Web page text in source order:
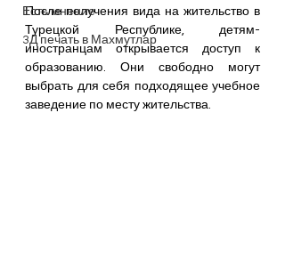
Есть мнение
3Д печать в Махмутлар
После получения вида на жительство в
Турецкой Республике, детям-
иностранцам открывается доступ к
образованию. Они свободно могут
выбрать для себя подходящее учебное
заведение по месту жительства.